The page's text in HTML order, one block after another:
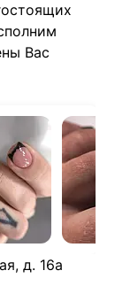
Вас
д. 16а